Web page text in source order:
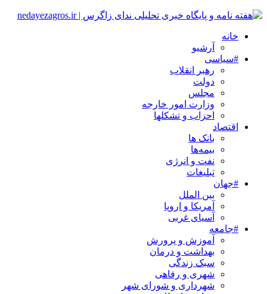
خانه
آرشیو
#سیاسی
رهبر انقلاب
دولت
مجلس
وزارت امور خارجه
احزاب و تشکلها
اقتصاد
بانک ها
بیمه‌ها
نفت و انرژی
تبلیغات
#جهان
بین الملل
آمریکا و اروپا
آسیای غربی
#جامعه
آموزش و پرورش
بهداشت و درمان
سبک زندگی
شهری و رفاهی
شهرداری و شورای شهر